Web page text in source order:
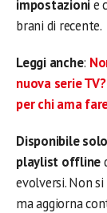
impostazionie
brani di recente.
Leggi anche:
nuova serie
per chi ama
Disponibile
playlist offline
evolversi. Non
ma aggiorna